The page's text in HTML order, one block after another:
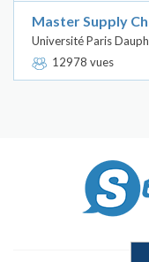
Master Supply
Université Paris
12978 vues